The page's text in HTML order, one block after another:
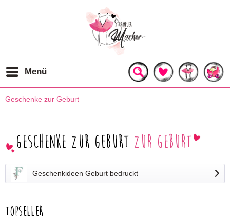
Menü
Geschenke zur Geburt
Geschenke zur Geburt zur Geburt
Geschenkideen Geburt bedruckt
Topseller